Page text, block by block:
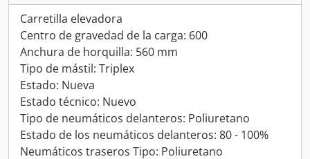
Carretilla elevadora
Centro de gravedad de la carga: 600
Anchura de horquilla: 560 mm
Tipo de mástil: Triplex
Estado: Nueva
Estado técnico: Nuevo
Tipo de neumáticos delanteros: Poliuretano
Estado de los neumáticos delanteros: 80 - 100%
Neumáticos traseros Tipo: Poliuretano